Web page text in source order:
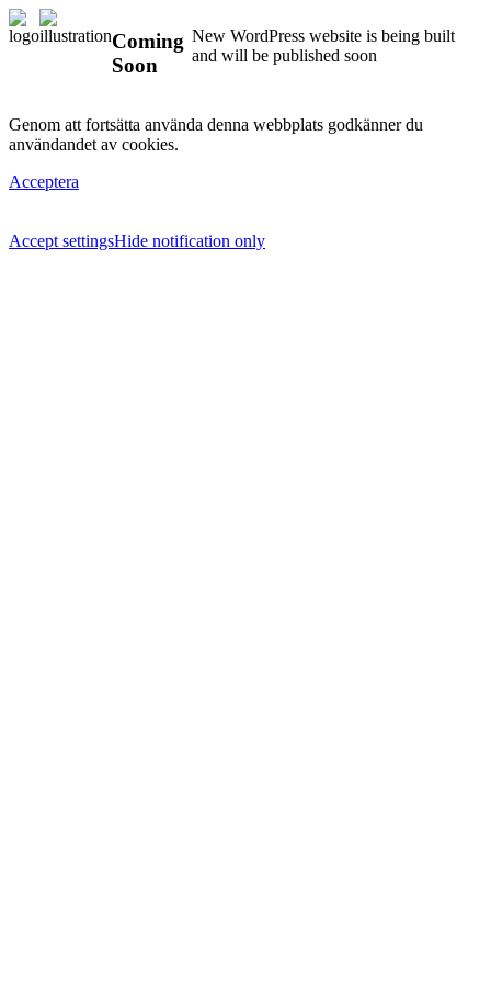
Coming
Soon
New WordPress website is being built
and will be published soon
Genom att fortsätta använda denna webbplats godkänner du
användandet av cookies.
Acceptera
Accept settingsHide notification only